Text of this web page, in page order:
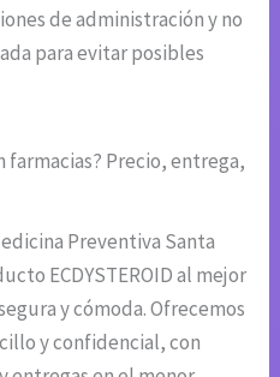
de administración y no
para evitar posibles
farmacias? Precio, entrega,
Preventiva Santa
ECDYSTEROID al mejor
y cómoda. Ofrecemos
y confidencial, con